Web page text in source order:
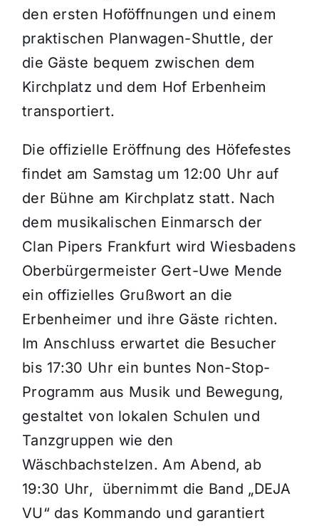
den ersten Hoföffnungen und einem
praktischen Planwagen-Shuttle, der
die Gäste bequem zwischen dem
Kirchplatz und dem Hof Erbenheim
transportiert.
Die offizielle Eröffnung des Höfefestes
findet am Samstag um 12:00 Uhr auf
der Bühne am Kirchplatz statt. Nach
dem musikalischen Einmarsch der
Clan Pipers Frankfurt wird Wiesbadens
Oberbürgermeister Gert-Uwe Mende
ein offizielles Grußwort an die
Erbenheimer und ihre Gäste richten.
Im Anschluss erwartet die Besucher
bis 17:30 Uhr ein buntes Non-Stop-
Programm aus Musik und Bewegung,
gestaltet von lokalen Schulen und
Tanzgruppen wie den
Wäschbachstelzen.Am Abend, ab
19:30 Uhr, übernimmt die Band „DEJA
VU“ das Kommando und garantiert